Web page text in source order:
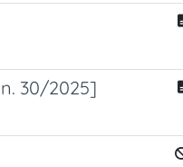
30/2025]